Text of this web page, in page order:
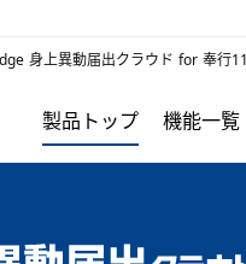
身上異動届出クラウド for 奉行11
製品トップ 機能一覧